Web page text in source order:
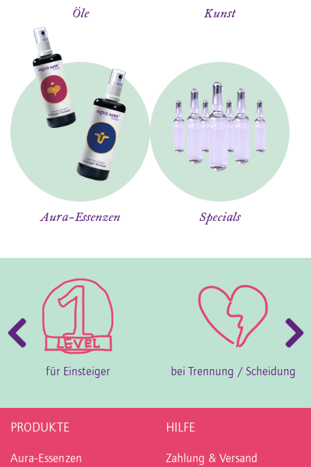
Öle Kunst
Aura-Essenzen Specials
für Einsteiger bei Trennung / Scheidung
PRODUKTE
Aura-Essenzen
HILFE
Zahlung & Versand